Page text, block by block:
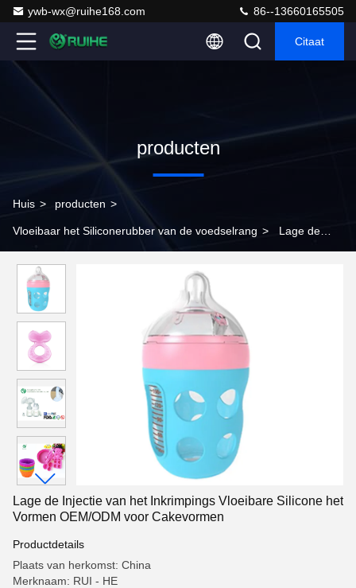
ywb-wx@ruihe168.com 86--13660165505
Citaat
producten
Huis > producten >
Vloeibaar het Siliconerubber van de voedselrang > Lage de
OEM/ODM voor Cakevormen
Lage de Injectie van het Inkrimpings Vloeibare Silicone het
Vormen OEM/ODM voor Cakevormen
Productdetails
Plaats van herkomst: China
Merknaam: RUI - HE